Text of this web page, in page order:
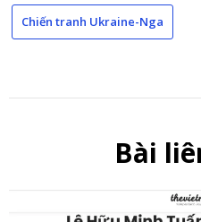
Chiến tranh Ukraine-Nga
Bài